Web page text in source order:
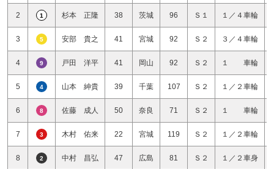
2 1 杉本 正隆 38 茨城 96 Ｓ１ １／４車輪
3 5 安部 貴之 41 宮城 92 Ｓ２ ３／４車輪
4 9 戸田 洋平 41 岡山 92 Ｓ２ １ 車輪
5 4 山本 紳貴 39 千葉 107 Ｓ２ １／２車輪
6 8 佐藤 成人 50 奈良 71 Ｓ２ １ 車輪
7 3 木村 佑来 22 宮城 119 Ｓ２ １／２車輪
8 2 中村 昌弘 47 広島 81 Ｓ２ １／２車身